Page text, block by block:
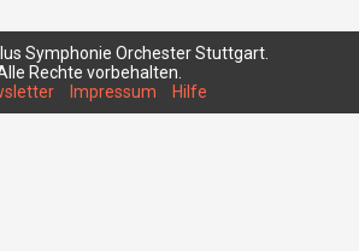
Symphonie Orchester Stuttgart.
Rechte vorbehalten.
Impressum Hilfe